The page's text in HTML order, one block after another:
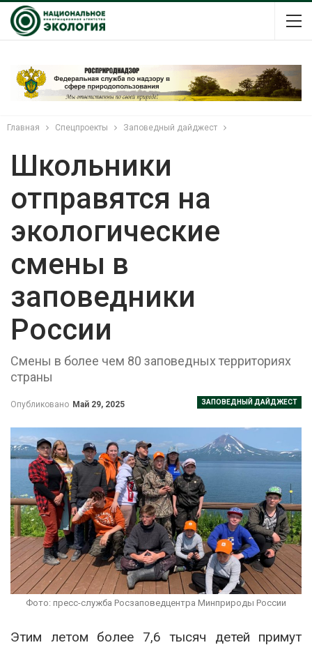
Главная Спецпроекты Заповедный дайджест
Школьники
отправятся на
экологические
смены в
заповедники
России
Смены в более чем 80 заповедных территориях
страны
ЗАПОВЕДНЫЙ ДАЙДЖЕСТ
Опубликовано Май 29, 2025
Фото: пресс-служба Росзаповедцентра Минприроды России
Этим летом более 7,6 тысяч детей примут